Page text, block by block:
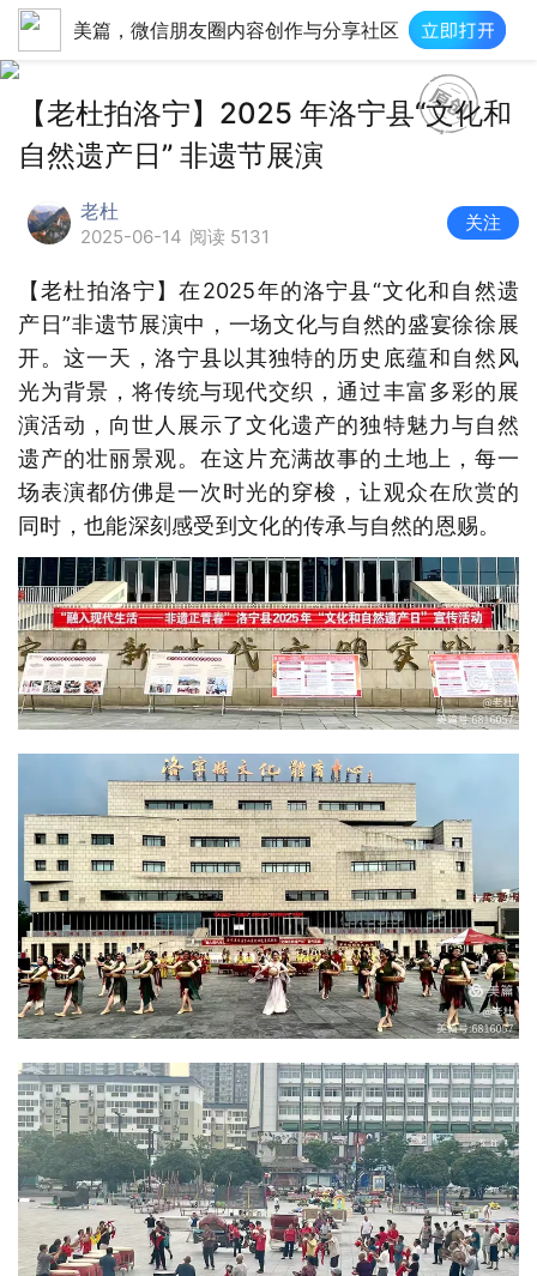
美篇，微信朋友圈内容创作与分享社区
【老杜拍洛宁】2025 年洛宁县“文化和
自然遗产日” 非遗节展演
老杜
2025-06-14 阅读 5131
关注
【老杜拍洛宁】在2025年的洛宁县“文化和自然遗
产日”非遗节展演中，一场文化与自然的盛宴徐徐展
开。这一天，洛宁县以其独特的历史底蕴和自然风
光为背景，将传统与现代交织，通过丰富多彩的展
演活动，向世人展示了文化遗产的独特魅力与自然
遗产的壮丽景观。在这片充满故事的土地上，每一
场表演都仿佛是一次时光的穿梭，让观众在欣赏的
同时，也能深刻感受到文化的传承与自然的恩赐。